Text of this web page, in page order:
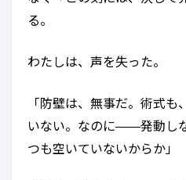
る。
わたしは、声を失った。
「防壁は、無事だ。術式も
いない。なのに——発動し
つも空いていないからか」